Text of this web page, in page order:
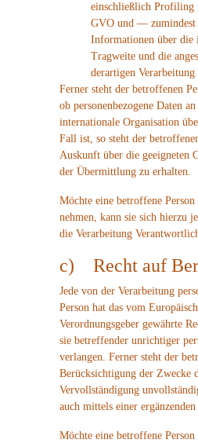
einschließlich Profiling
GVO und — zumindest
Informationen über
Tragweite und die
derartigen
Ferner steht der betroffenen
ob personenbezogene Daten
internationale Organisation
Fall ist, so steht der
Auskunft über die geeigneten
der Übermittlung zu erhalten.
Möchte eine betroffene
nehmen, kann sie sich hierzu
die Verarbeitung
c) Recht auf
Jede von der Verarbeitung
Person hat das vom
Verordnungsgeber gewährte
sie betreffender unrichtiger
verlangen. Ferner steht der
Berücksichtigung der Zwecke
Vervollständigung
auch mittels einer
Möchte eine betroffene